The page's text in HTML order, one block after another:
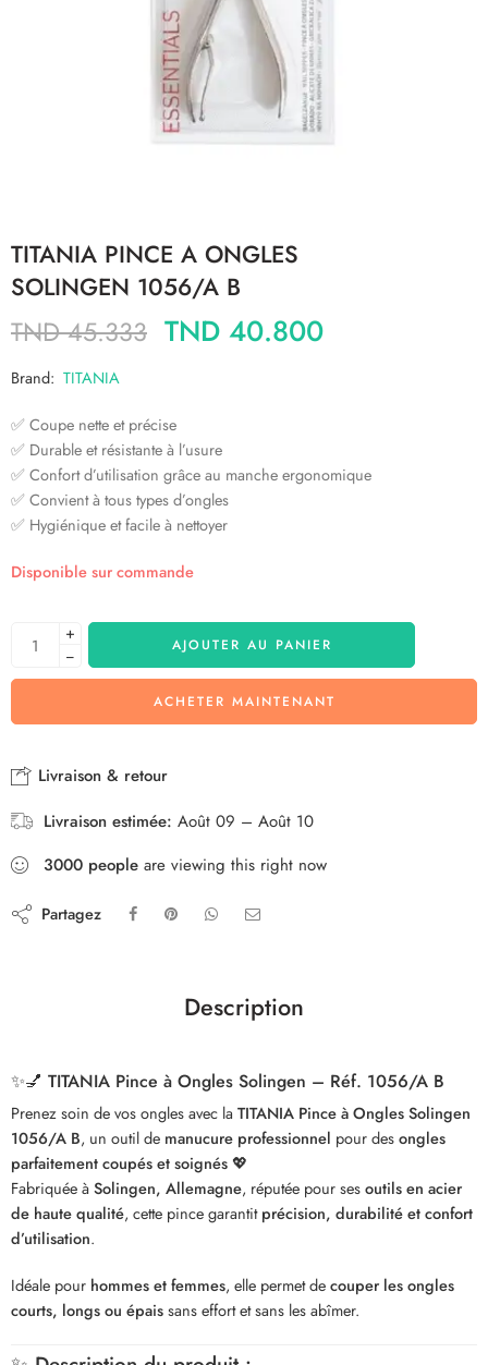
TITANIA PINCE A ONGLES
SOLINGEN 1056/A B
TND45.333 TND 40.800
Brand: TITANIA
✅ Coupe nette et précise
✅ Durable et résistante à l’usure
✅ Confort d’utilisation grâce au manche ergonomique
✅ Convient à tous types d’ongles
✅ Hygiénique et facile à nettoyer
Disponible sur commande
+
−
AJOUTER AU PANIER
ACHETER MAINTENANT
Livraison & retour
Livraison estimée: Août 09 – Août 10
3000 people are viewing this right now
Partagez
Description
✨💅 TITANIA Pince à Ongles Solingen – Réf. 1056/A B
Prenez soin de vos ongles avec la TITANIA Pince à Ongles Solingen
1056/A B, un outil de manucure professionnel pour desongles
parfaitement coupés et soignés 💖
Fabriquée àSolingen, Allemagne, réputée pour sesoutils en acier
de haute qualité, cette pince garantitprécision, durabilité et confort
d’utilisation.
Idéale pour hommes et femmes, elle permet decouper les ongles
courts, longs ou épaissans effort et sans les abîmer.